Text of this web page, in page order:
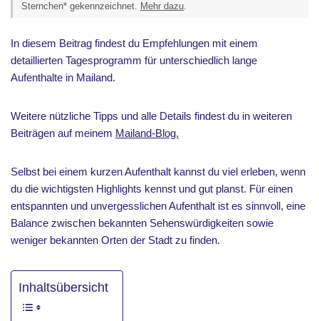
Sternchen* gekennzeichnet. Mehr dazu.
In diesem Beitrag findest du Empfehlungen mit einem
detaillierten Tagesprogramm für unterschiedlich lange
Aufenthalte in Mailand.
Weitere nützliche Tipps und alle Details findest du in weiteren
Beiträgen auf meinem Mailand-Blog.
Selbst bei einem kurzen Aufenthalt kannst du viel erleben, wenn
du die wichtigsten Highlights kennst und gut planst. Für einen
entspannten und unvergesslichen Aufenthalt ist es sinnvoll, eine
Balance zwischen bekannten Sehenswürdigkeiten sowie
weniger bekannten Orten der Stadt zu finden.
Inhaltsübersicht